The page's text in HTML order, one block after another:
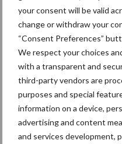
your consent will be valid
change or withdraw your
“Consent Preferences”
We respect your choices
with a transparent and
third-party vendors are
purposes and special
information on a device,
advertising and content
and services development,
Dierengezondheid
Toon